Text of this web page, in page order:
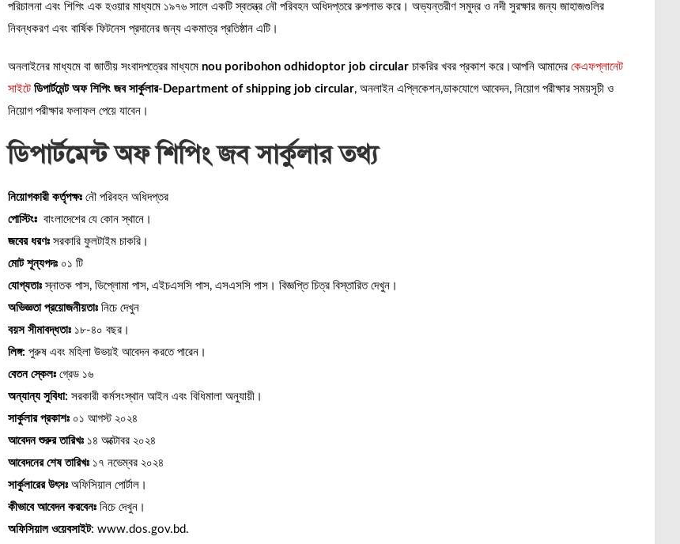
পরিচালনা এবং শিপিং এক হওয়ার মাধ্যমে ১৯৭৬ সালে একটি স্বতন্ত্র নৌ পরিবহন অধিদপ্তরে রুপলাভ করে। অভ্যন্তরীণ সমুদ্র ও নদী সুরক্ষার জন্য জাহাজগুলির
নিবন্ধকরণ এবং বার্ষিক ফিটনেস প্রদানের জন্য একমাত্র প্রতিষ্ঠান এটি।
অনলাইনের মাধ্যমে বা জাতীয় সংবাদপত্রের মাধ্যমে nou poribohon odhidoptor job circular চাকরির খবর প্রকাশ করে।আপনি আমাদের কেএফপ্লানেট
সাইটে ডিপার্টমেন্ট অফ শিপিং জব সার্কুলার-Department of shipping job circular, অনলাইন এপ্লিকেশন,ডাকযোগে আবেদন, নিয়োগ পরীক্ষার সময়সূচী ও
নিয়োগ পরীক্ষার ফলাফল পেয়ে যাবেন।
ডিপার্টমেন্ট অফ শিপিং জব সার্কুলার তথ্য
নিয়োগকারী কর্তৃপক্ষঃনৌ পরিবহন অধিদপ্তর
পোস্টিংঃবাংলাদেশের যে কোন স্থানে।
জবের ধরণঃসরকারি ফুলটাইম চাকরি।
মোট শূন্যপদঃ ০১ টি
যোগ্যতাঃস্নাতক পাস, ডিপ্লোমা পাস, এইচএসসি পাস, এসএসসি পাস। বিজ্ঞপ্তি চিত্র বিস্তারিত দেখুন।
অভিজ্ঞতা প্রয়োজনীয়তাঃনিচে দেখুন
বয়স সীমাবদ্ধতাঃ ১৮-৪০ বছর।
লিঙ্গ: পুরুষ এবং মহিলা উভয়ই আবেদন করতে পারেন।
বেতন স্কেলঃগ্রেড ১৬
অন্যান্য সুবিধা: সরকারী কর্মসংস্থান আইন এবং বিধিমালা অনুযায়ী।
সার্কুলার প্রকাশঃ০১ আগস্ট ২০২৪
আবেদন শুরুর তারিখঃ১৪ অক্টোবর ২০২৪
আবেদনের শেষ তারিখঃ ১৭ নভেম্বর ২০২৪
সার্কুলারের উৎসঃঅফিসিয়াল পোর্টাল।
কীভাবে আবেদন করবেনঃনিচে দেখুন।
অফিসিয়াল ওয়েবসাইট: www.dos.gov.bd.